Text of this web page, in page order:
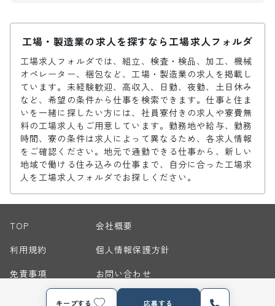
キープする 応募する
工場・製造業の求人を探すなら工場求人フォルダ
工場求人フォルダでは、組立、検査・検品、加工、機械
オペレーター、梱包など、工場・製造業の求人を掲載し
ています。未経験歓迎、高収入、日勤、夜勤、土日休み
など、希望の条件から仕事を検索できます。仕事と住ま
いを一緒に探したい方には、社員寮付きの求人や寮費無
料の工場求人もご用意しています。勤務地や給与、勤務
時間、寮の条件は求人によって異なるため、各求人情報
をご確認ください。地元で通勤できる仕事から、新しい
地域で働ける住み込みの仕事まで、自分に合った工場求
人を工場求人フォルダでお探しください。
TOP
会社概要
利用規約
個人情報保護方針
免責事項
お問い合わせ
サイトマップ